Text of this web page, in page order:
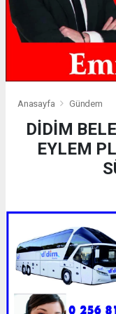
Anasayfa Gündem
DİDİM
EYLEM